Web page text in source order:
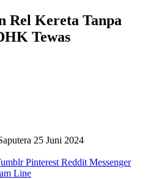
Rel Kereta Tanpa
Tewas
25 Juni 2024
Pinterest Reddit Messenger
Line